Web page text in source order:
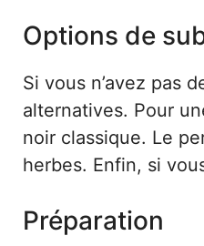
Options de
Si vous n’avez pas
alternatives. Pour
noir classique. Le
herbes. Enfin, si
Préparation